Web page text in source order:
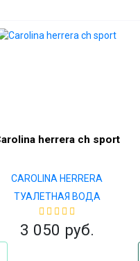
herrera ch sport
CAROLINA HERRERA
ТУАЛЕТНАЯ ВОДА
3 050 руб.